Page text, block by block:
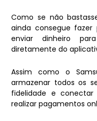
Como se não
ainda consegue fazer
enviar dinheiro
diretamente do
Assim como o
armazenar todos os
fidelidade e
realizar pagamentos